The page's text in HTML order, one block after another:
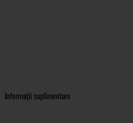
Informații suplimentare